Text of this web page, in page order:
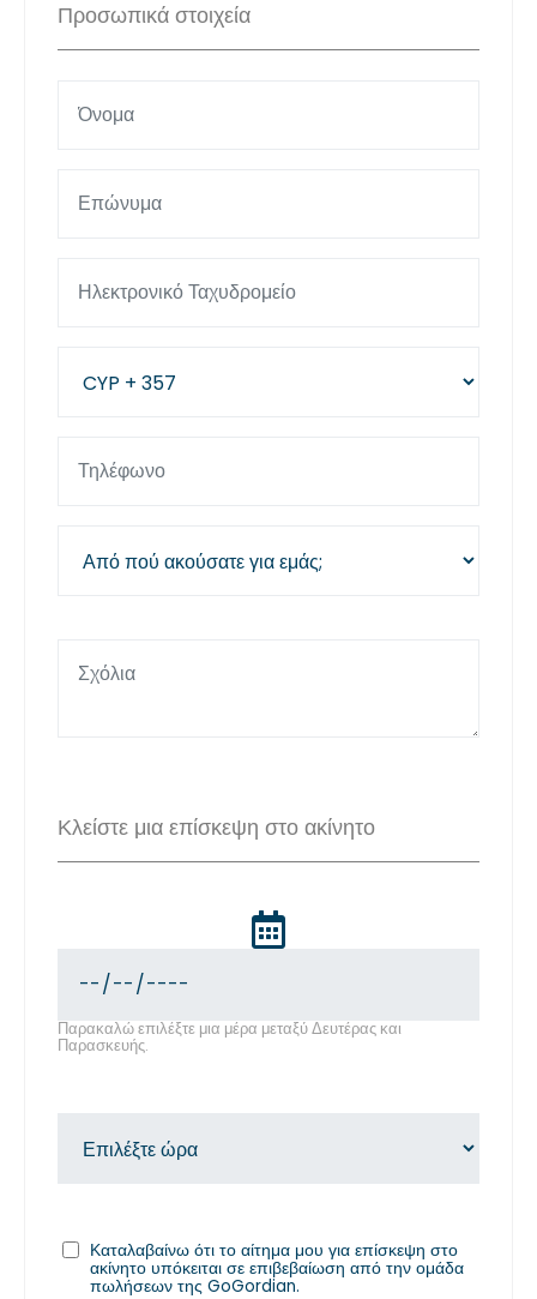
Προσωπικά στοιχεία
Κλείστε μια επίσκεψη στο ακίνητο
Παρακαλώ επιλέξτε μια μέρα μεταξύ Δευτέρας και
Παρασκευής.
Καταλαβαίνω ότι το αίτημα μου για επίσκεψη στο
ακίνητο υπόκειται σε επιβεβαίωση από την ομάδα
πωλήσεων της GoGordian.